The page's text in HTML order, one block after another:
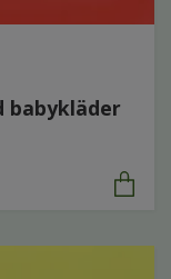
babykläder